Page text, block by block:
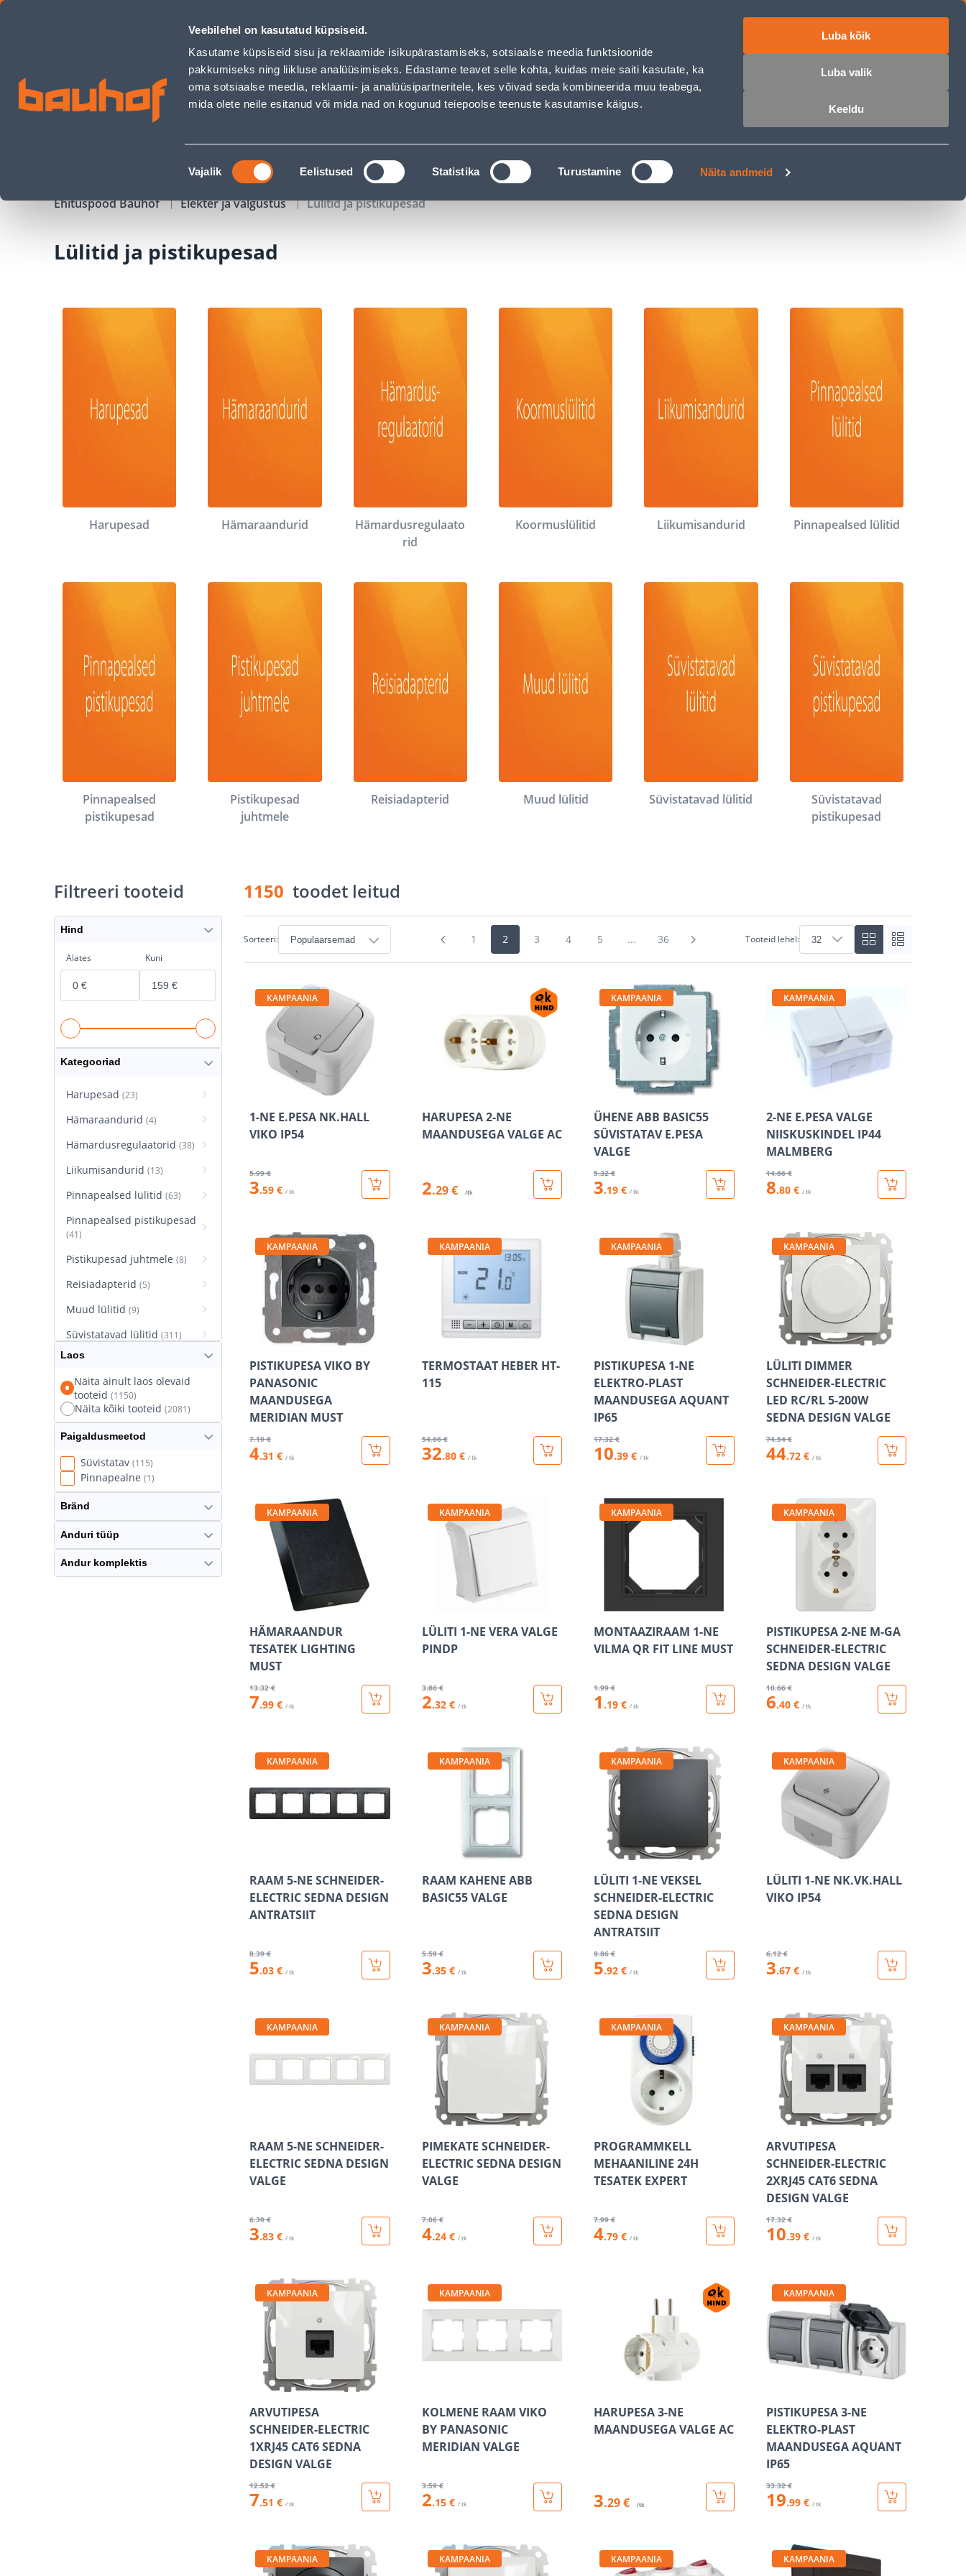
Veebilehel on kasutatud küpsiseid.
Kasutame küpsiseid sisu ja reklaamide isikupärastamiseks, sotsiaalse meedia funktsioonide
pakkumiseks ning liikluse analüüsimiseks. Edastame teavet selle kohta, kuidas meie saiti kasutate, ka
oma sotsiaalse meedia, reklaami- ja analüüsipartneritele, kes võivad seda kombineerida muu teabega,
mida olete neile esitanud või mida nad on kogunud teiepoolse teenuste kasutamise käigus.
Nõusoleku
valik
Vajalik Eelistused Statistika Turustamine Näita andmeid
Luba kõik
Luba valik
Keeldu
Lülitid ja pistikupesad - Bauhof has loaded
Äriklienditeenindus Klienditeenindus Teenused Karjäärileht
OTSI Logi sisse
KAMPAANIAD KATALOOGID TÖÖRIISTALAENUTUS JÄRELMAKS
Ehituspood Bauhof Elekter ja valgustus Lülitid ja pistikupesad
Lülitid ja pistikupesad
Harupesad Hämaraandurid
Hämardusregulaato
rid
Koormuslülitid Liikumisandurid Pinnapealsed lülitid
Pinnapealsed
pistikupesad
Pistikupesad
juhtmele
Reisiadapterid Muud lülitid Süvistatavad lülitid
Süvistatavad
pistikupesad
1150 toodet leitud
Sorteeri: 1 2 3 4 5 ... 36 Tooteid lehel:
KAMPAANIA
1-NE E.PESA NK.HALL
VIKO IP54
5.99 €
3.59 € / tk
HARUPESA 2-NE
MAANDUSEGA VALGE AC
2.29 € /tk
KAMPAANIA
ÜHENE ABB BASIC55
SÜVISTATAV E.PESA
VALGE
5.32 €
3.19 € / tk
KAMPAANIA
2-NE E.PESA VALGE
NIISKUSKINDEL IP44
MALMBERG
14.66 €
8.80 € / tk
KAMPAANIA
PISTIKUPESA VIKO BY
PANASONIC
MAANDUSEGA
MERIDIAN MUST
7.19 €
4.31 € / tk
KAMPAANIA
TERMOSTAAT HEBER HT-
115
54.66 €
32.80 € / tk
KAMPAANIA
PISTIKUPESA 1-NE
ELEKTRO-PLAST
MAANDUSEGA AQUANT
IP65
17.32 €
10.39 € / tk
KAMPAANIA
LÜLITI DIMMER
SCHNEIDER-ELECTRIC
LED RC/RL 5-200W
SEDNA DESIGN VALGE
74.54 €
44.72 € / tk
KAMPAANIA
HÄMARAANDUR
TESATEK LIGHTING
MUST
13.32 €
7.99 € / tk
KAMPAANIA
LÜLITI 1-NE VERA VALGE
PINDP
3.86 €
2.32 € / tk
KAMPAANIA
MONTAAZIRAAM 1-NE
VILMA QR FIT LINE MUST
1.99 €
1 .19 € / tk
KAMPAANIA
PISTIKUPESA 2-NE M-GA
SCHNEIDER-ELECTRIC
SEDNA DESIGN VALGE
10.66 €
6.40 € / tk
KAMPAANIA
RAAM 5-NE SCHNEIDER-
ELECTRIC SEDNA DESIGN
ANTRATSIIT
8.39 €
5.03 € / tk
KAMPAANIA
RAAM KAHENE ABB
BASIC55 VALGE
5.59 €
3.35 € / tk
KAMPAANIA
LÜLITI 1-NE VEKSEL
SCHNEIDER-ELECTRIC
SEDNA DESIGN
ANTRATSIIT
9.86 €
5.92 € / tk
KAMPAANIA
LÜLITI 1-NE NK.VK.HALL
VIKO IP54
6.12 €
3.67 € / tk
KAMPAANIA
RAAM 5-NE SCHNEIDER-
ELECTRIC SEDNA DESIGN
VALGE
6.39 €
3.83 € / tk
KAMPAANIA
PIMEKATE SCHNEIDER-
ELECTRIC SEDNA DESIGN
VALGE
7.06 €
4.24 € / tk
KAMPAANIA
PROGRAMMKELL
MEHAANILINE 24H
TESATEK EXPERT
7.99 €
4.79 € / tk
KAMPAANIA
ARVUTIPESA
SCHNEIDER-ELECTRIC
2XRJ45 CAT6 SEDNA
DESIGN VALGE
17.32 €
10.39 € / tk
KAMPAANIA
ARVUTIPESA
SCHNEIDER-ELECTRIC
1XRJ45 CAT6 SEDNA
DESIGN VALGE
12.52 €
7.51 € / tk
KAMPAANIA
KOLMENE RAAM VIKO
BY PANASONIC
MERIDIAN VALGE
3.59 €
2.15 € / tk
HARUPESA 3-NE
MAANDUSEGA VALGE AC
3.29 € /tk
KAMPAANIA
PISTIKUPESA 3-NE
ELEKTRO-PLAST
MAANDUSEGA AQUANT
IP65
33.32 €
19.99 € / tk
KAMPAANIA KAMPAANIA KAMPAANIA KAMPAANIA
Filtreeri tooteid
Hind
Alates Kuni
Kategooriad
Harupesad (23)
Hämaraandurid (4)
Hämardusregulaatorid (38)
Liikumisandurid (13)
Pinnapealsed lülitid (63)
Pinnapealsed pistikupesad
(41)
Pistikupesad juhtmele (8)
Reisiadapterid (5)
Muud lülitid (9)
Süvistatavad lülitid (311)
Süvistatavad pistikupesad
Termostaatlülitid
Laos
Näita ainult laos olevaid
tooteid (1150)
Näita kõiki tooteid (2081)
Paigaldusmeetod
Süvistatav (115)
Pinnapealne (1)
Bränd
Anduri tüüp
Andur komplektis